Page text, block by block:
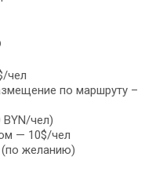
чел
по маршруту –
чел)
— 10$/чел
(по желанию)